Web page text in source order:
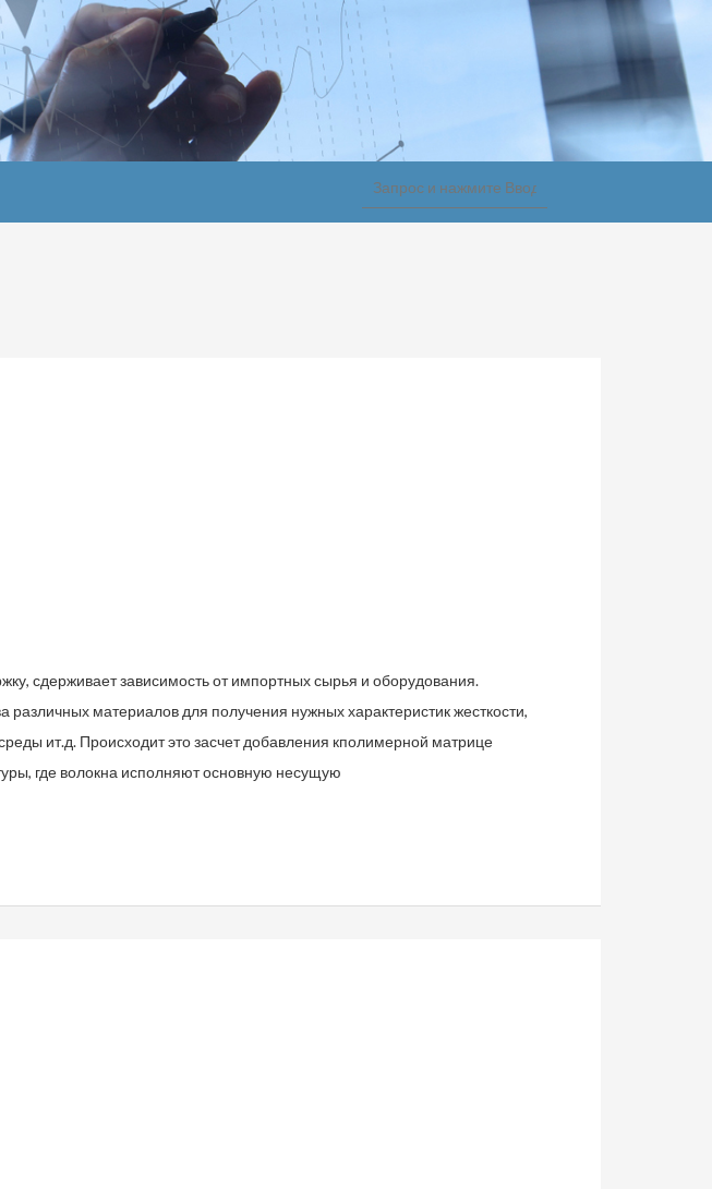
сдерживает зависимость от импортных сырья и оборудования.
материалов для получения нужных характеристик жесткости,
ит.д. Происходит это засчет добавления кполимерной матрице
где волокна исполняют основную несущую